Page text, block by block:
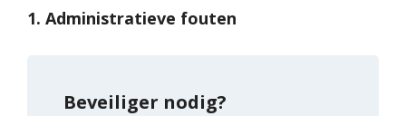
1. Administratieve fouten
Beveiliger nodig?